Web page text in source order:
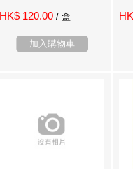
HK$ 120.00 / 盒
加入購物車